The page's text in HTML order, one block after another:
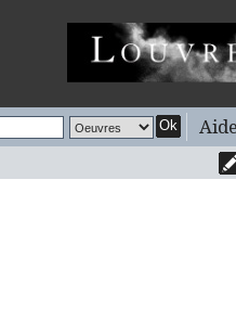
Ok Aide